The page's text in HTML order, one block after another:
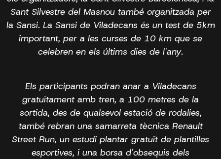
Sant Silvestre del Masnou també organitzada per
la Sansi. La Sansi de Viladecans és un test de 5km
important, per a les curses de 10 km que se
celebren en els últims dies de l'any.
Els participants podran anar a Viladecans
gratuïtament amb tren, a 100 metres de la
sortida, des de qualsevol estació de rodalies,
també rebran una samarreta tècnica Renault
Street Run, un estudi plantar gratuït de plantilles
esportives, i una borsa d'obsequis dels